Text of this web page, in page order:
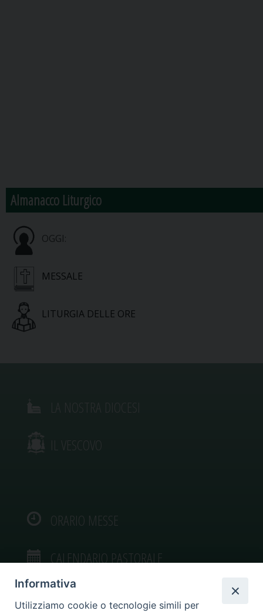
Almanacco Liturgico
OGGI:
MESSALE
LITURGIA DELLE ORE
IL VESCOVO
ORARIO MESSE
CALENDARIO PASTORALE
Informativa
Utilizziamo cookie o tecnologie simili per